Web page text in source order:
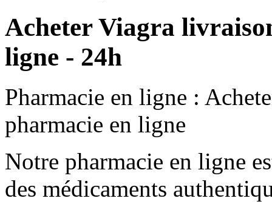
Acheter Viagra
ligne - 24h
Pharmacie en ligne :
pharmacie en ligne
Notre pharmacie en ligne
des médicaments